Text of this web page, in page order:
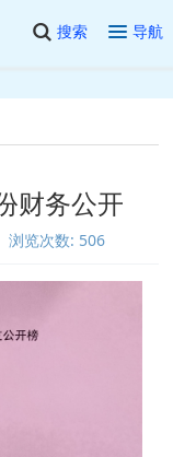
搜索 导航
财务公开
浏览次数: 506